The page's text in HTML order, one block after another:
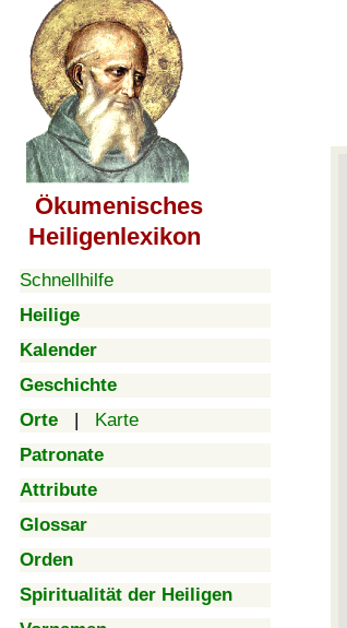
Ökumenisches
Heiligenlexikon
Schnellhilfe
Heilige
Kalender
Geschichte
Orte | Karte
Patronate
Attribute
Glossar
Orden
Spiritualität der Heiligen